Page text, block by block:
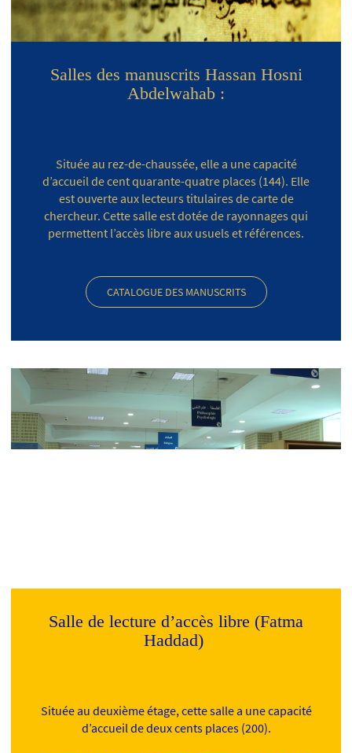
Salles des manuscrits Hassan Hosni
Abdelwahab :
Située au rez-de-chaussée, elle a une capacité
d’accueil de cent quarante-quatre places (144). Elle
est ouverte aux lecteurs titulaires de carte de
chercheur. Cette salle est dotée de rayonnages qui
permettent l’accès libre aux usuels et références.
CATALOGUE DES MANUSCRITS
Salle de lecture d’accès libre (Fatma
Haddad)
Située au deuxième étage, cette salle a une capacité
d’accueil de deux cents places (200).